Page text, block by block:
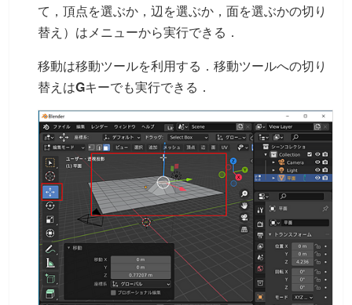
て，頂点を選ぶか，辺を選ぶか，面を選ぶかの切り
替え）はメニューから実行できる．
移動は移動ツールを利用する．移動ツールへの切り
替えはGキーでも実行できる．